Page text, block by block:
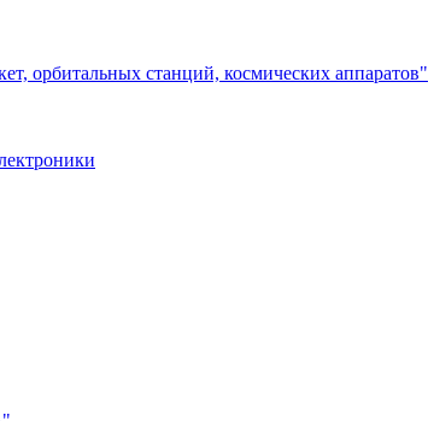
орбитальных станций, космических аппаратов"